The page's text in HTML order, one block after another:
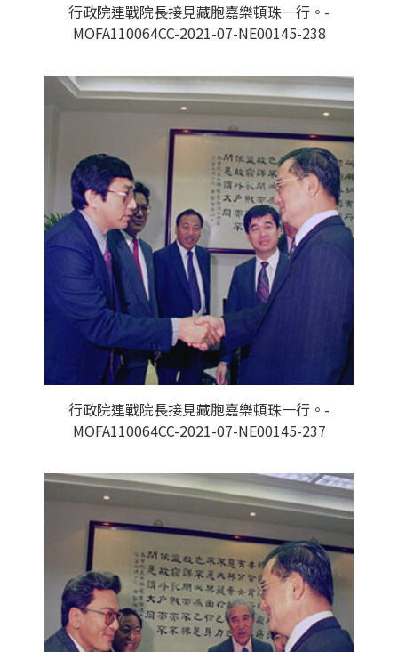
行政院連戰院長接見藏胞嘉樂頓珠一行。-
MOFA110064CC-2021-07-NE00145-238
行政院連戰院長接見藏胞嘉樂頓珠一行。-
MOFA110064CC-2021-07-NE00145-237